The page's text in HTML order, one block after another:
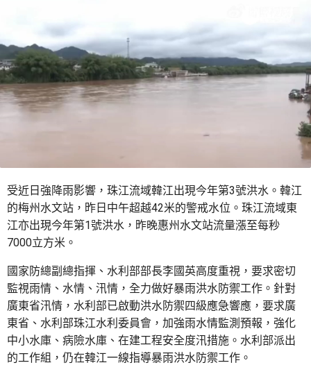
受近日強降雨影響，珠江流域韓江出現今年第3號洪水。韓江
的梅州水文站，昨日中午超越42米的警戒水位。珠江流域東
江亦出現今年第1號洪水，昨晚惠州水文站流量漲至每秒
7000立方米。
國家防總副總指揮、水利部部長李國英高度重視，要求密切
監視雨情、水情、汛情，全力做好暴雨洪水防禦工作。針對
廣東省汛情，水利部已啟動洪水防禦四級應急響應，要求廣
東省、水利部珠江水利委員會，加強雨水情監測預報，強化
中小水庫、病險水庫、在建工程安全度汛措施。水利部派出
的工作組，仍在韓江一線指導暴雨洪水防禦工作。